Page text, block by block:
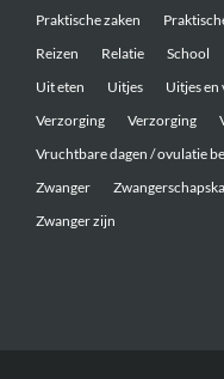
Praktische zaken
Reizen
Relatie School
Uit eten
Uitjes Uitjes en
Verzorging
Verzorging
Vruchtbare dagen / ovulatie
Zwanger
Zwanger zijn